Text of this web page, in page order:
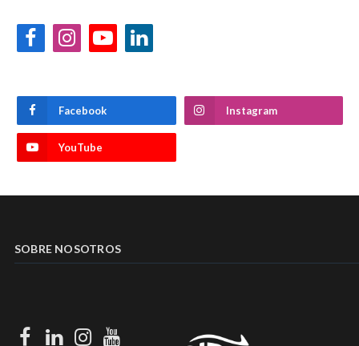
FacebookInstagramYouTubeLinkedIn
Facebook Instagram
YouTube
SOBRE NOSOTROS
Facebook